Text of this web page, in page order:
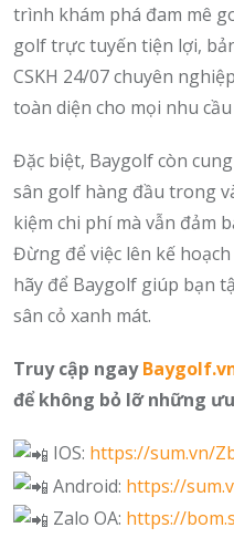
trình khám phá đam mê
golf trực tuyến tiện lợi,
CSKH 24/07 chuyên
toàn diện cho mọi nhu
Đặc biệt, Baygolf còn
sân golf hàng đầu trong
kiệm chi phí mà vẫn đảm
Đừng để việc lên kế
hãy để Baygolf giúp bạn
sân cỏ xanh mát.
Truy cập ngay
để không bỏ lỡ những
IOS: https://sum.vn/
Android: https://
Zalo OA: https://